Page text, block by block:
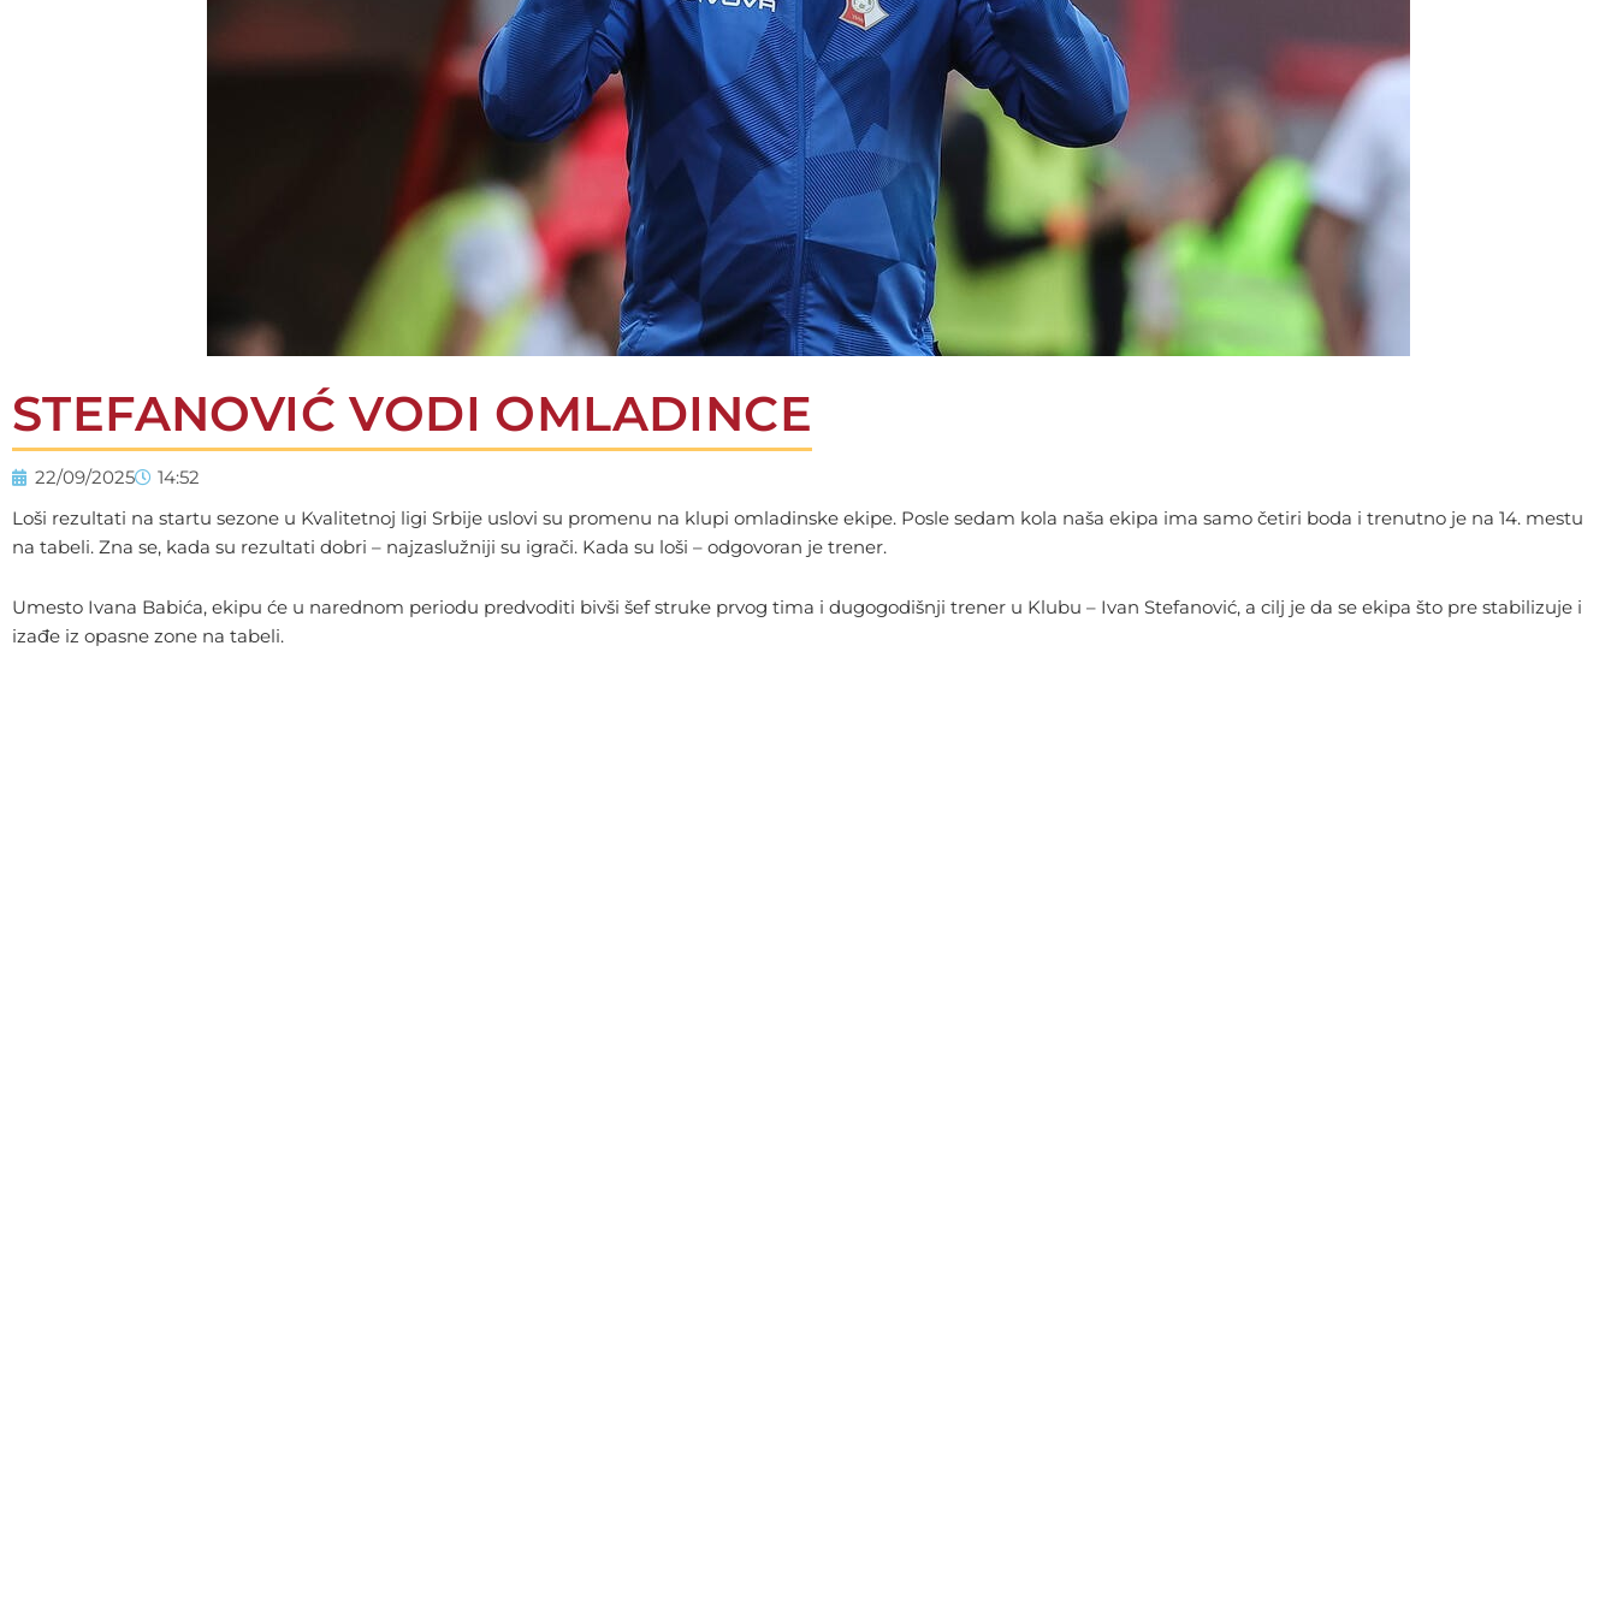
STEFANOVIĆ VODI OMLADINCE
22/09/2025
14:52
Loši rezultati na startu sezone u Kvalitetnoj ligi Srbije uslovi su promenu na klupi omladinske ekipe. Posle sedam kola naša ekipa ima samo četiri boda i trenutno je na 14. mestu
na tabeli. Zna se, kada su rezultati dobri – najzaslužniji su igrači. Kada su loši – odgovoran je trener.
Umesto Ivana Babića, ekipu će u narednom periodu predvoditi bivši šef struke prvog tima i dugogodišnji trener u Klubu – Ivan Stefanović, a cilj je da se ekipa što pre stabilizuje i
izađe iz opasne zone na tabeli.